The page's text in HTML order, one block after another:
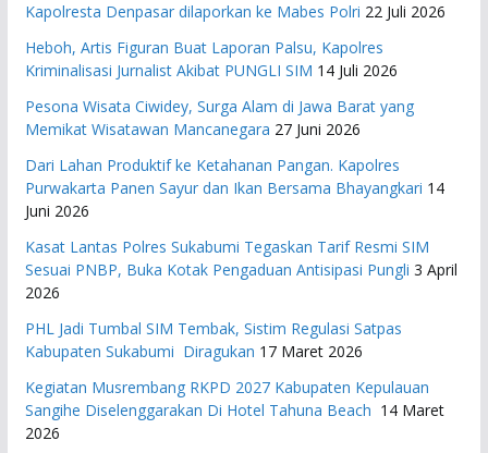
Kapolresta Denpasar dilaporkan ke Mabes Polri 22 Juli 2026
Heboh, Artis Figuran Buat Laporan Palsu, Kapolres
Kriminalisasi Jurnalist Akibat PUNGLI SIM 14 Juli 2026
Pesona Wisata Ciwidey, Surga Alam di Jawa Barat yang
Memikat Wisatawan Mancanegara 27 Juni 2026
Dari Lahan Produktif ke Ketahanan Pangan. Kapolres
Purwakarta Panen Sayur dan Ikan Bersama Bhayangkari 14
Juni 2026
Kasat Lantas Polres Sukabumi Tegaskan Tarif Resmi SIM
Sesuai PNBP, Buka Kotak Pengaduan Antisipasi Pungli 3 April
2026
PHL Jadi Tumbal SIM Tembak, Sistim Regulasi Satpas
Kabupaten Sukabumi Diragukan 17 Maret 2026
Kegiatan Musrembang RKPD 2027 ​Kabupaten Kepulauan
Sangihe Diselenggarakan Di Hotel Tahuna Beach 14 Maret
2026